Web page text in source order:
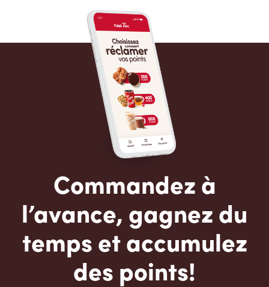
Commandez à
l’avance, gagnez du
temps et accumulez
des points!